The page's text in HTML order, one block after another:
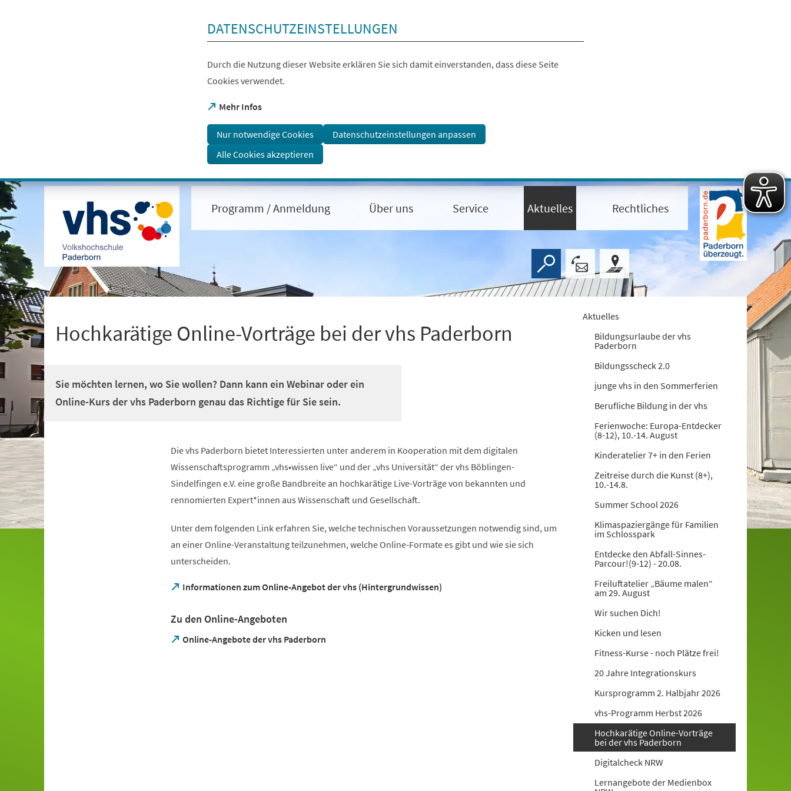
Visuelle
Assistenzsoftware
öffnen.
Mit
der
Tastatur
erreichbar
über
ALT
+
1
DATENSCHUTZEINSTELLUNGEN
Durch die Nutzung dieser Website erklären Sie sich damit einverstanden, dass diese Seite
Cookies verwendet.
Mehr Infos
(Öffnet
einem
neuen
Tab)
Nur notwendige Cookies
Datenschutzeinstellungen anpassen
Alle Cookies akzeptieren
Programm / Anmeldung Über uns Service Aktuelles Rechtliches
Hochkarätige Online-Vorträge bei der vhs Paderborn
Sie möchten lernen, wo Sie wollen? Dann kann ein Webinar oder ein
Online-Kurs der vhs Paderborn genau das Richtige für Sie sein.
Die vhs Paderborn bietet Interessierten unter anderem in Kooperation mit dem digitalen
Wissenschaftsprogramm „vhs•wissen live“ und der „vhs Universität“ der vhs Böblingen-
Sindelfingen e.V. eine große Bandbreite an hochkarätige Live-Vorträge von bekannten und
rennomierten Expert*innen aus Wissenschaft und Gesellschaft.
Unter dem folgenden Link erfahren Sie, welche technischen Voraussetzungen notwendig sind, um
an einer Online-Veranstaltung teilzunehmen, welche Online-Formate es gibt und wie sie sich
unterscheiden.
Informationen zum Online-Angebot der vhs (Hintergrundwissen)
(Öffnet
neuen
Tab)
Zu den Online-Angeboten
Online-Angebote der vhs Paderborn
(Öffnet
Aktuelles
Bildungsurlaube der vhs
Paderborn
Bildungsscheck 2.0
junge vhs in den Sommerferien
Berufliche Bildung in der vhs
Ferienwoche: Europa-Entdecker
(8-12), 10.-14. August
Kinderatelier 7+ in den Ferien
Zeitreise durch die Kunst (8+),
10.-14.8.
Summer School 2026
Klimaspaziergänge für Familien
im Schlosspark
Entdecke den Abfall-Sinnes-
Parcour!(9-12) - 20.08.
Freiluftatelier „Bäume malen“
am 29. August
Wir suchen Dich!
Kicken und lesen
Fitness-Kurse - noch Plätze frei!
20 Jahre Integrationskurs
Kursprogramm 2. Halbjahr 2026
vhs-Programm Herbst 2026
Hochkarätige Online-Vorträge
bei der vhs Paderborn
Digitalcheck NRW
Lernangebote der Medienbox